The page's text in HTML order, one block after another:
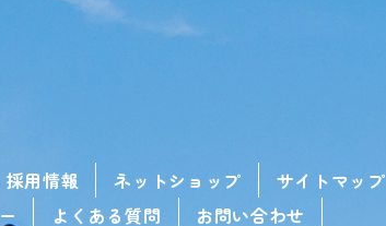
採用情報 ネットショップ
サイトマップ
よくある質問 お問い合わせ